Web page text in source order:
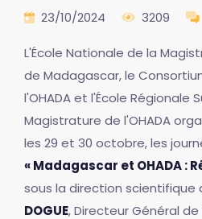
23/10/2024 3209
L'École Nationale de la
de Madagascar, le
l'OHADA et l'École Régionale
Magistrature de l'OHADA
les 29 et 30 octobre, les
« Madagascar et OHADA :
sous la direction scientifique
DOGUE, Directeur Général de